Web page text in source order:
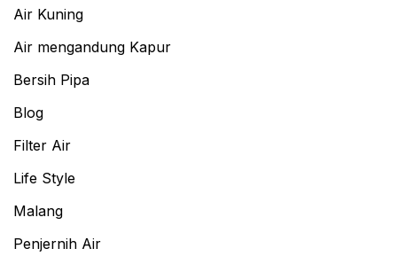
Air Kuning
Air mengandung Kapur
Bersih Pipa
Blog
Filter Air
Life Style
Malang
Penjernih Air